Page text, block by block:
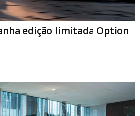
edição limitada Option